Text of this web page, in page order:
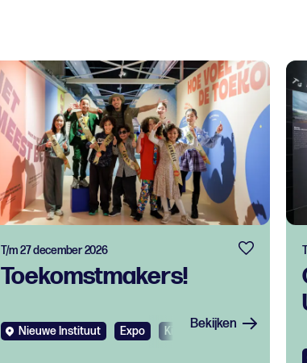
Toekomstmakers!
T/m 27 december 2026
Nieuwe Instituut Expo Kids Gratis
Bekijken